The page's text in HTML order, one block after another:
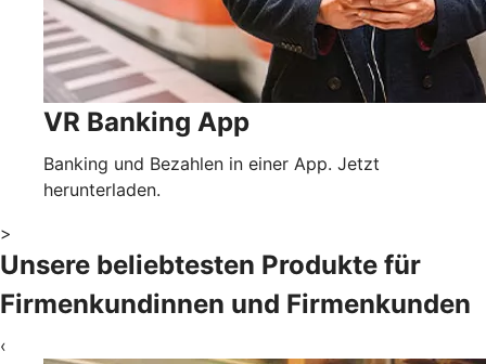
VR Banking App
Banking und Bezahlen in einer App. Jetzt
herunterladen.
>
Unsere beliebtesten Produkte für
Firmenkundinnen und Firmenkunden
‹